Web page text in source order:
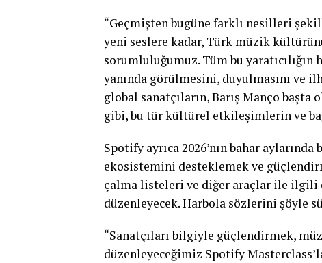
“Geçmişten bugüne farklı nesilleri
yeni seslere kadar, Türk müzik
sorumluluğumuz. Tüm bu
yanında görülmesini, duyulmasını ve
global sanatçıların, Barış Manço
gibi, bu tür kültürel etkileşimlerin ve
Spotify ayrıca 2026’nın bahar
ekosistemini desteklemek ve
çalma listeleri ve diğer araçlar ile ilgili
düzenleyecek. Harbola sözlerini şöyle
“Sanatçıları bilgiyle güçlendirmek,
düzenleyeceğimiz Spotify